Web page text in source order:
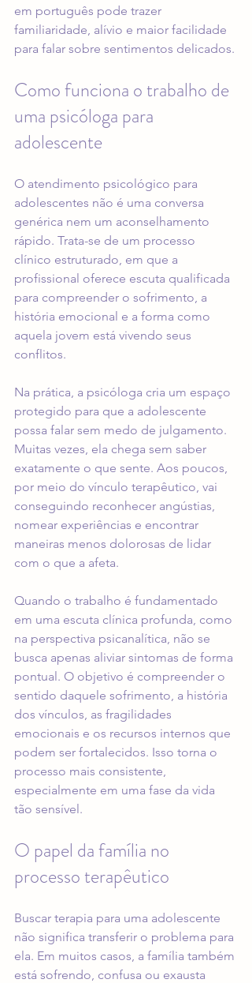
em português pode trazer
familiaridade, alívio e maior facilidade
para falar sobre sentimentos delicados.
Como funciona o trabalho de
uma psicóloga para
adolescente
O atendimento psicológico para
adolescentes não é uma conversa
genérica nem um aconselhamento
rápido. Trata-se de um processo
clínico estruturado, em que a
profissional oferece escuta qualificada
para compreender o sofrimento, a
história emocional e a forma como
aquela jovem está vivendo seus
conflitos.
Na prática, a psicóloga cria um espaço
protegido para que a adolescente
possa falar sem medo de julgamento.
Muitas vezes, ela chega sem saber
exatamente o que sente. Aos poucos,
por meio do vínculo terapêutico, vai
conseguindo reconhecer angústias,
nomear experiências e encontrar
maneiras menos dolorosas de lidar
com o que a afeta.
Quando o trabalho é fundamentado
em uma escuta clínica profunda, como
na perspectiva psicanalítica, não se
busca apenas aliviar sintomas de forma
pontual. O objetivo é compreender o
sentido daquele sofrimento, a história
dos vínculos, as fragilidades
emocionais e os recursos internos que
podem ser fortalecidos. Isso torna o
processo mais consistente,
especialmente em uma fase da vida
tão sensível.
O papel da família no
processo terapêutico
Buscar terapia para uma adolescente
não significa transferir o problema para
ela. Em muitos casos, a família também
está sofrendo, confusa ou exausta